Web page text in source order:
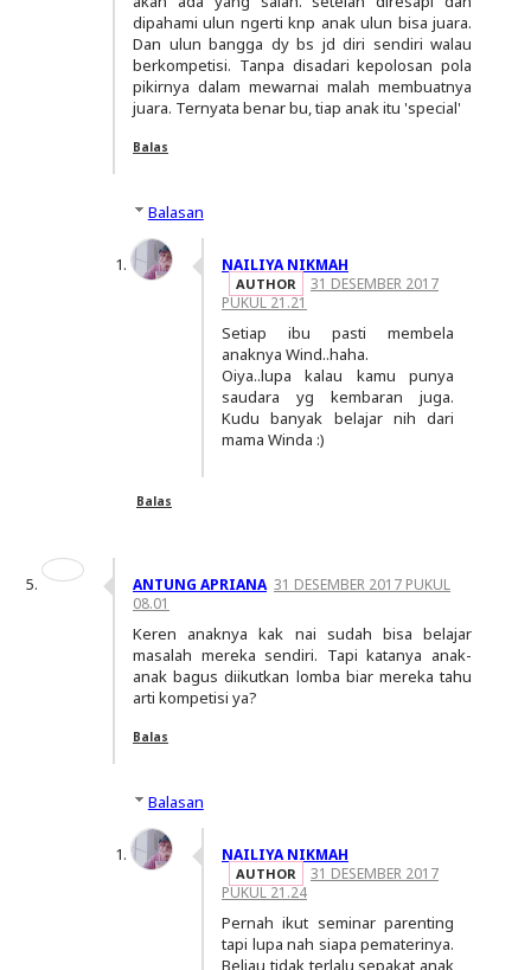
dipahami ulun ngerti knp anak ulun bisa juara.
Dan ulun bangga dy bs jd diri sendiri walau
berkompetisi. Tanpa disadari kepolosan pola
pikirnya dalam mewarnai malah membuatnya
juara. Ternyata benar bu, tiap anak itu 'special'
Balas
Balasan
NAILIYA NIKMAH
31 DESEMBER 2017
PUKUL 21.21
Setiap ibu pasti membela
anaknya Wind..haha.
Oiya..lupa kalau kamu punya
saudara yg kembaran juga.
Kudu banyak belajar nih dari
mama Winda :)
Balas
ANTUNG APRIANA 31 DESEMBER 2017 PUKUL
08.01
Keren anaknya kak nai sudah bisa belajar
masalah mereka sendiri. Tapi katanya anak-
anak bagus diikutkan lomba biar mereka tahu
arti kompetisi ya?
Balas
Balasan
NAILIYA NIKMAH
31 DESEMBER 2017
PUKUL 21.24
Pernah ikut seminar parenting
tapi lupa nah siapa pematerinya.
Beliau tidak terlalu sepakat anak